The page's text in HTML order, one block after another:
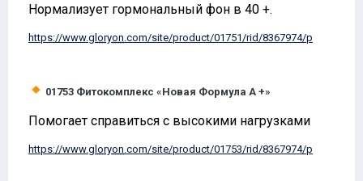
Нормализует гормональный фон в 40 +.
https://www.gloryon .com/site/product/01751/rid/8367974/p
01753 Фитокомплекс «Новая Формула А +»
Помогает справиться с высокими нагрузками
https://www.gloryon .com/site/product/01753/rid/8367974/p